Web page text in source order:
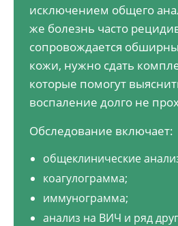
исключением общего
же болезнь часто
сопровождается
кожи, нужно сдать
которые помогут
воспаление долго не
Обследование включает:
общеклинические
коагулограмма;
иммунограмма;
анализ на ВИЧ и ряд